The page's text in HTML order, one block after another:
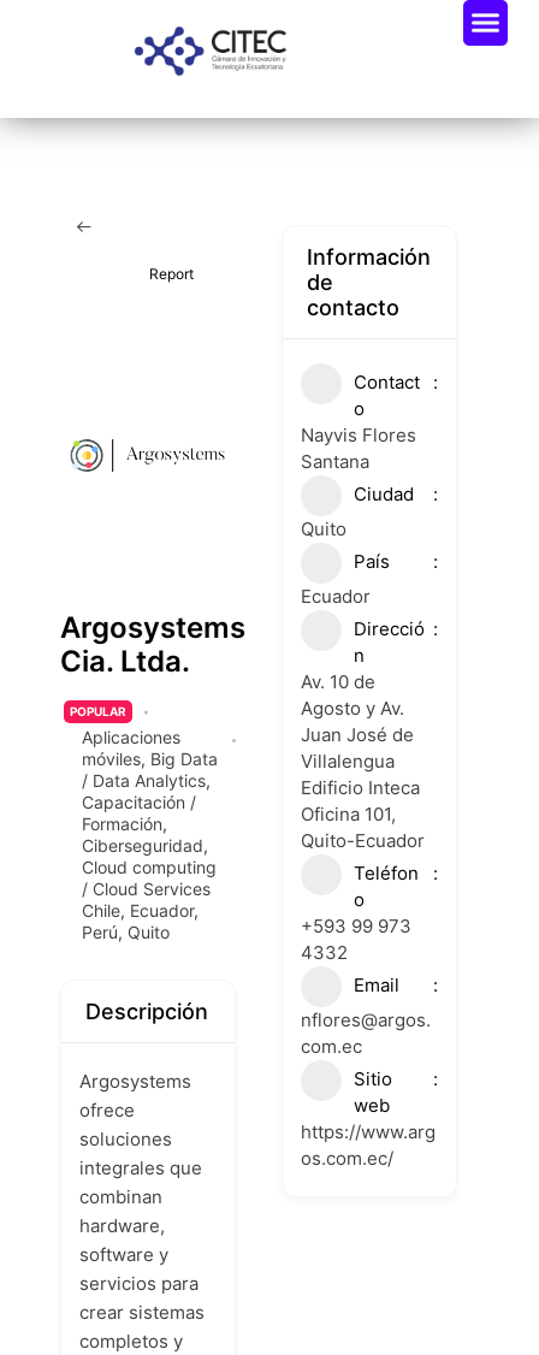
Report
Argosystems
Cia. Ltda.
POPULAR
Aplicaciones
móviles, Big Data
/ Data Analytics,
Capacitación /
Formación,
Ciberseguridad,
Cloud computing
/ Cloud Services
Chile, Ecuador,
Perú, Quito
Descripción
Argosystems
ofrece
soluciones
integrales que
combinan
hardware,
software y
servicios para
crear sistemas
completos y
Información
de
contacto
Contact
o
Nayvis Flores
Santana
Ciudad
Quito
País
Ecuador
Direcció
n
Av. 10 de
Agosto y Av.
Juan José de
Villalengua
Edificio Inteca
Oficina 101,
Quito-Ecuador
Teléfon
o
+593 99 973
4332
Email
nflores@argos.
com.ec
Sitio
web
https://www.arg
os.com.ec/